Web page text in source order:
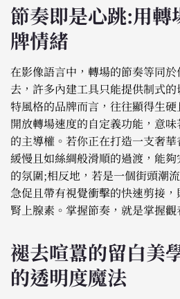
節奏即是心跳:用轉
牌情緒
在影像語言中，轉場的節奏等同
去，許多內建工具只能提供制式
特風格的品牌而言，往往顯得生
開放轉場速度的自定義功能，意
的主導權。若你正在打造一支奢
緩慢且如絲綢般滑順的過渡，能
的氛圍;相反地，若是一個街頭潮
急促且帶有視覺衝擊的快速剪接
腎上腺素。掌握節奏，就是掌握觀
褪去喧囂的留白美
的透明度魔法